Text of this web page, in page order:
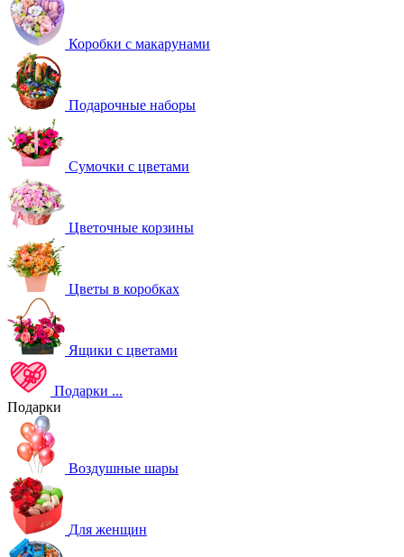
Коробки с макарунами
Подарочные наборы
Сумочки с цветами
Цветочные корзины
Цветы в коробках
Ящики с цветами
Подарки ...
Подарки
Воздушные шары
Для женщин